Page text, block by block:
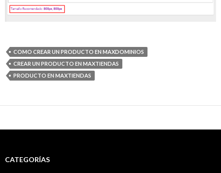
COMO CREAR UN PRODUCTO EN MAXDOMINIOS
CREAR UN PRODUCTO EN MAXTIENDAS
PRODUCTO EN MAXTIENDAS
CATEGORÍAS